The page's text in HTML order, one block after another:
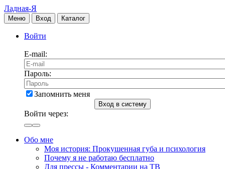
Ладная-Я
Меню Вход Каталог
Войти
E-mail:
Пароль:
Запомнить меня
Вход в систему
Войти через:
Обо мне
Моя история: Прокушенная губа и психология
Почему я не работаю бесплатно
Для прессы - Комментарии на ТВ